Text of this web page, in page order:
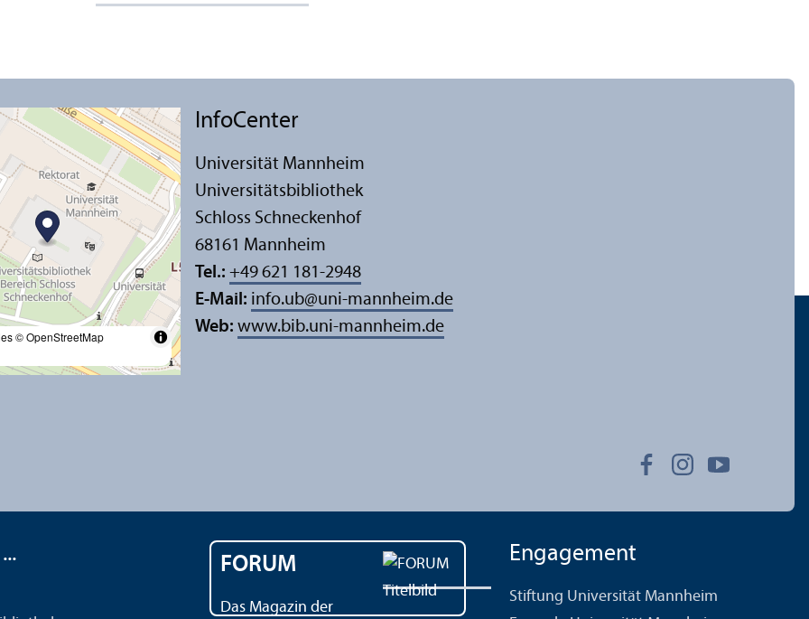
© OpenStreetMap
InfoCenter
Universität Mannheim
Universitäts­bibliothek
Schloss Schneckenhof
68161 Mannheim
Tel.: +49 621 181-2948
E-Mail: info.ub@uni-mannheim.de
Web: www.bib.uni-mannheim.de
FORUM
Das Magazin der
Engagement
Stiftung Universität Mannheim